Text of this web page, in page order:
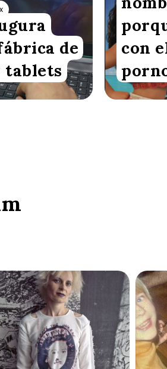
de
tablets
Redacción
con